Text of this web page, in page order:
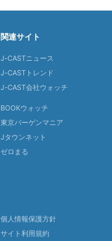
関連サイト
J-CASTニュース
J-CASTトレンド
J-CAST会社ウォッチ
BOOKウォッチ
東京バーゲンマニア
Jタウンネット
ゼロまる
個人情報保護方針
サイト利用規約